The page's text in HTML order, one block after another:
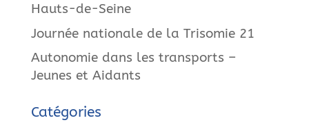
Hauts-de-Seine
Journée nationale de la Trisomie 21
Autonomie dans les transports –
Jeunes et Aidants
Catégories